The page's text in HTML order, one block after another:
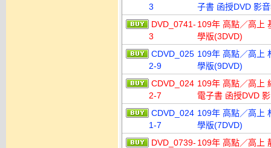
3
子書 函授DVD 影
DVD_0741-
3
109年 高點／高上
學版(3DVD)
CDVD_025
2-9
109年 高點／高上
學版(9DVD)
CDVD_024
2-7
109年 高點／高上
電子書 函授DVD
CDVD_024
1-7
109年 高點／高上
學版(7DVD)
DVD_0739- 109年 高點／高上